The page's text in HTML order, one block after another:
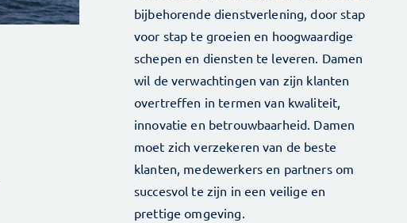
bijbehorende dienstverlening, door stap
voor stap te groeien en hoogwaardige
schepen en diensten te leveren. Damen
wil de verwachtingen van zijn klanten
overtreffen in termen van kwaliteit,
innovatie en betrouwbaarheid. Damen
moet zich verzekeren van de beste
klanten, medewerkers en partners om
succesvol te zijn in een veilige en
prettige omgeving.